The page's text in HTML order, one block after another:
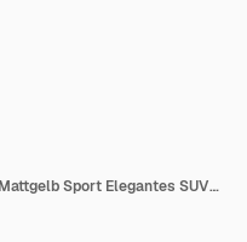
Isoliertes realistisches Metall Mattgelb Sport Elegantes SUV-Auto aus der Draufsicht